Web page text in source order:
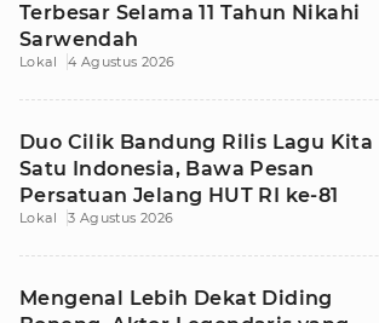
Terbesar Selama 11 Tahun Nikahi
Sarwendah
Lokal 4 Agustus 2026
Duo Cilik Bandung Rilis Lagu Kita
Satu Indonesia, Bawa Pesan
Persatuan Jelang HUT RI ke-81
Lokal 3 Agustus 2026
Mengenal Lebih Dekat Diding